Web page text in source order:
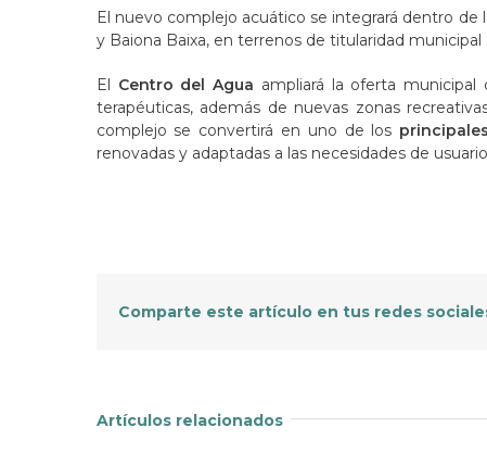
El nuevo complejo acuático se integrará dentro de
y Baiona Baixa, en terrenos de titularidad
El Centro del Agua ampliará la oferta municipal
terapéuticas, además de nuevas zonas
complejo se convertirá en uno de los
renovadas y adaptadas a las necesidades de
Comparte este artículo en tus redes
Artículos relacionados